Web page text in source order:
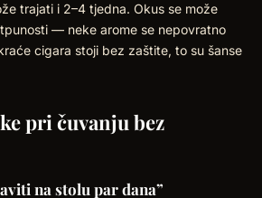
trajati i 2–4 tjedna. Okus se može
— neke arome se nepovratno
cigara stoji bez zaštite, to su šanse
pri čuvanju bez
na stolu par dana”